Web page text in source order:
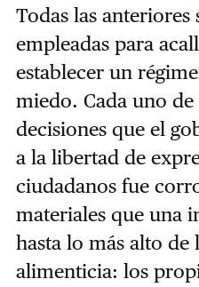
Todas las anteriores
empleadas para
establecer un
miedo. Cada uno
decisiones que el
a la libertad de
ciudadanos fue
materiales que una
hasta lo más alto de
alimenticia: los